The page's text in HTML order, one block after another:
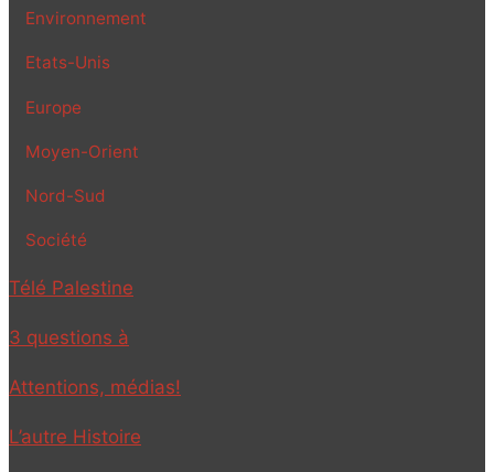
Environnement
Etats-Unis
Europe
Moyen-Orient
Nord-Sud
Société
Télé Palestine
3 questions à
Attentions, médias!
L’autre Histoire